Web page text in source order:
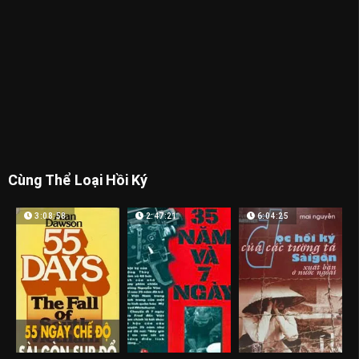
Cùng Thể Loại Hồi Ký
3:08:58 2:47:21 6:04:25